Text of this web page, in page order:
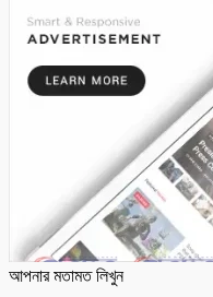
আপনার মতামত লিখুন